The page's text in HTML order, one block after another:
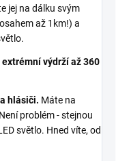
jej na dálku svým
až 1km!) a
výdrží až 360
hlásiči. Máte na
problém - stejnou
světlo. Hned víte, od